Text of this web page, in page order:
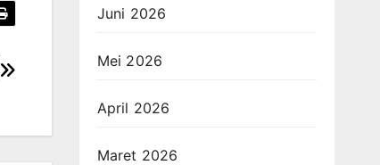
Juni 2026
Mei 2026
April 2026
Maret 2026